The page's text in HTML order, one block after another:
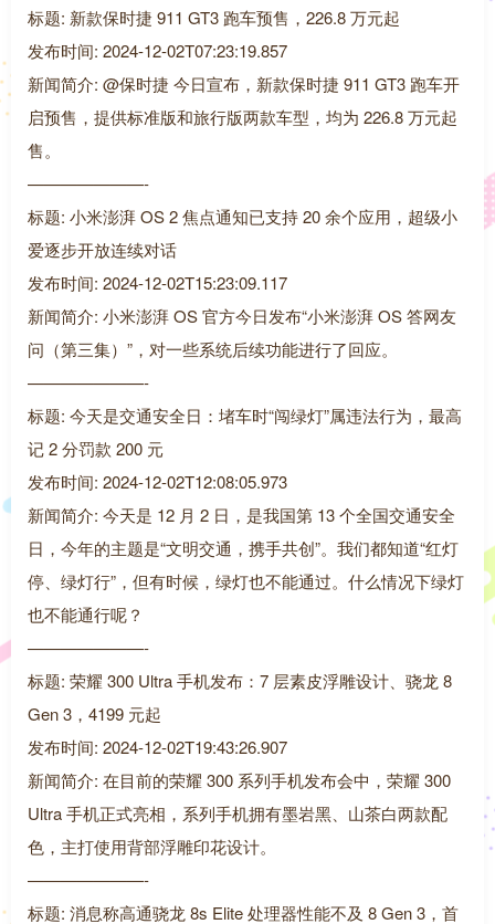
标题: 新款保时捷 911 GT3 跑车预售，226.8 万元起
发布时间: 2024-12-02T07:23:19.857
新闻简介: @保时捷 今日宣布，新款保时捷 911 GT3 跑车开
启预售，提供标准版和旅行版两款车型，均为 226.8 万元起
售。
———————-
标题: 小米澎湃 OS 2 焦点通知已支持 20 余个应用，超级小
爱逐步开放连续对话
发布时间: 2024-12-02T15:23:09.117
新闻简介: 小米澎湃 OS 官方今日发布“小米澎湃 OS 答网友
问（第三集）”，对一些系统后续功能进行了回应。
———————-
标题: 今天是交通安全日：堵车时“闯绿灯”属违法行为，最高
记 2 分罚款 200 元
发布时间: 2024-12-02T12:08:05.973
新闻简介: 今天是 12 月 2 日，是我国第 13 个全国交通安全
日，今年的主题是“文明交通，携手共创”。我们都知道“红灯
停、绿灯行”，但有时候，绿灯也不能通过。什么情况下绿灯
也不能通行呢？
———————-
标题: 荣耀 300 Ultra 手机发布：7 层素皮浮雕设计、骁龙 8
Gen 3，4199 元起
发布时间: 2024-12-02T19:43:26.907
新闻简介: 在目前的荣耀 300 系列手机发布会中，荣耀 300
Ultra 手机正式亮相，系列手机拥有墨岩黑、山茶白两款配
色，主打使用背部浮雕印花设计。
———————-
标题: 消息称高通骁龙 8s Elite 处理器性能不及 8 Gen 3，首